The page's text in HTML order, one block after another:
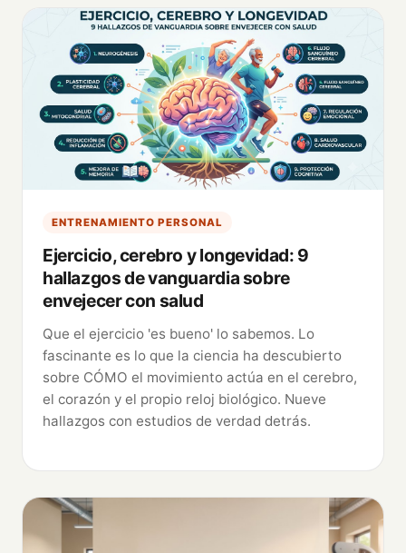
ENTRENAMIENTO PERSONAL
Ejercicio, cerebro y longevidad: 9
hallazgos de vanguardia sobre
envejecer con salud
Que el ejercicio 'es bueno' lo sabemos. Lo
fascinante es lo que la ciencia ha descubierto
sobre CÓMO el movimiento actúa en el cerebro,
el corazón y el propio reloj biológico. Nueve
hallazgos con estudios de verdad detrás.